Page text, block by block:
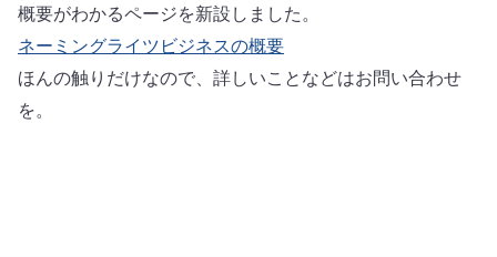
概要がわかるページを新設しました。
ネーミングライツビジネスの概要
ほんの触りだけなので、詳しいことなどはお問い合わせ
を。